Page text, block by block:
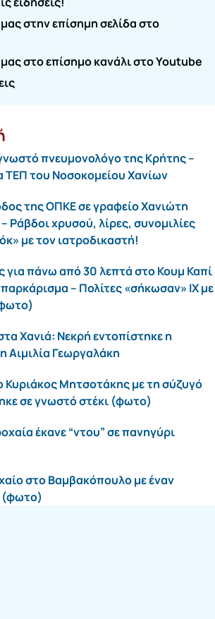
στην επίσημη σελίδα στο
στο επίσημο κανάλι στο Youtube
πνευμονολόγο της Κρήτης –
ΤΕΠ του Νοσοκομείου Χανίων
της ΟΠΚΕ σε γραφείο Χανιώτη
Ράβδοι χρυσού, λίρες, συνομιλίες
με τον ιατροδικαστή!
για πάνω από 30 λεπτά στο Κουμ Καπί
– Πολίτες «σήκωσαν» ΙΧ με
Χανιά: Νεκρή εντοπίστηκε η
Αιμιλία Γεωργαλάκη
Κυριάκος Μητσοτάκης με τη σύζυγό
σε γνωστό στέκι (φωτο)
έκανε “ντου” σε πανηγύρι
στο Βαμβακόπουλο με έναν
(φωτο)